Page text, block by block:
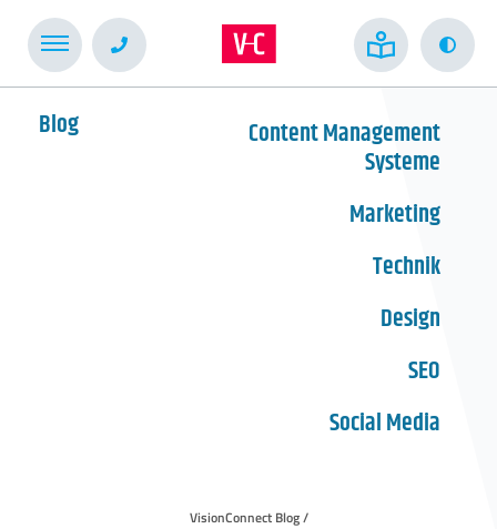
Blog Content Management
Systeme
Marketing
Technik
Design
SEO
Social Media
VisionConnect Blog /